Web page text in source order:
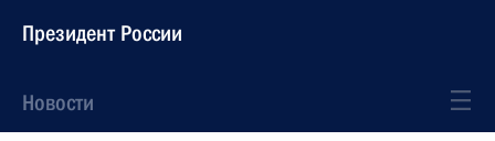
Президент России
Новости